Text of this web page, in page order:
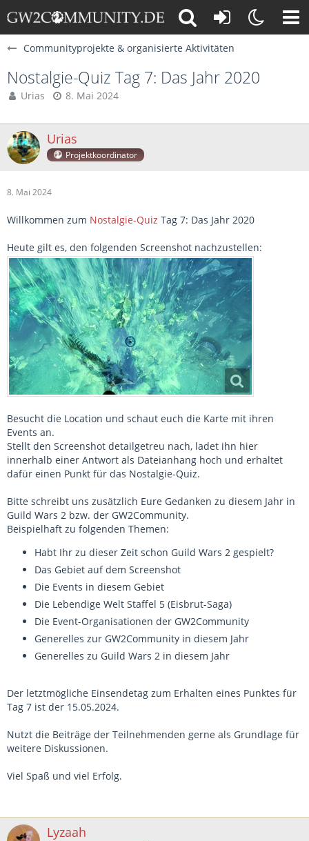
Communityprojekte & organisierte Aktivitäten
Nostalgie-Quiz Tag 7: Das Jahr 2020
Urias 8. Mai 2024
Urias
Projektkoordinator
8. Mai 2024
Willkommen zum Nostalgie-Quiz Tag 7: Das Jahr 2020
Heute gilt es, den folgenden Screenshot nachzustellen:
Besucht die Location und schaut euch die Karte mit ihren
Events an.
Stellt den Screenshot detailgetreu nach, ladet ihn hier
innerhalb einer Antwort als Dateianhang hoch und erhaltet
dafür einen Punkt für das Nostalgie-Quiz.
Bitte schreibt uns zusätzlich Eure Gedanken zu diesem Jahr in
Guild Wars 2 bzw. der GW2Community.
Beispielhaft zu folgenden Themen:
Habt Ihr zu dieser Zeit schon Guild Wars 2 gespielt?
Das Gebiet auf dem Screenshot
Die Events in diesem Gebiet
Die Lebendige Welt Staffel 5 (Eisbrut-Saga)
Die Event-Organisationen der GW2Community
Generelles zur GW2Community in diesem Jahr
Generelles zu Guild Wars 2 in diesem Jahr
Der letztmögliche Einsendetag zum Erhalten eines Punktes für
Tag 7 ist der 15.05.2024.
Nutzt die Beiträge der Teilnehmenden gerne als Grundlage für
weitere Diskussionen.
Viel Spaß und viel Erfolg.
Lyzaah